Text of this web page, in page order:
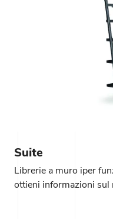
Suite
Librerie a muro iper
ottieni informazioni sul